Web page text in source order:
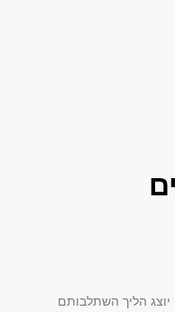
בסדרת דוקו-ריאליטי חדשה ב-כאן 11 יוצג הליך השתלבותם